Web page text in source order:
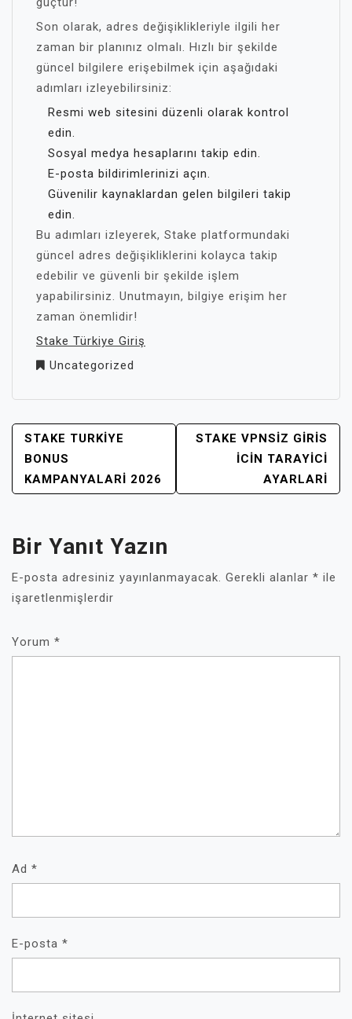
Son olarak, adres değişiklikleriyle ilgili her
zaman bir planınız olmalı. Hızlı bir şekilde
güncel bilgilere erişebilmek için aşağıdaki
adımları izleyebilirsiniz:
Resmi web sitesini düzenli olarak kontrol
edin.
Sosyal medya hesaplarını takip edin.
E-posta bildirimlerinizi açın.
Güvenilir kaynaklardan gelen bilgileri takip
edin.
Bu adımları izleyerek, Stake platformundaki
güncel adres değişikliklerini kolayca takip
edebilir ve güvenli bir şekilde işlem
yapabilirsiniz. Unutmayın, bilgiye erişim her
zaman önemlidir!
Stake Türkiye Giriş
Uncategorized
YAZI
GEZINMESI
STAKE TURKIYE
BONUS
KAMPANYALARI 2026
STAKE VPNSIZ GIRIS
İCIN TARAYICI
AYARLARI
Bir Yanıt Yazın
E-posta adresiniz yayınlanmayacak. Gerekli alanlar * ile
işaretlenmişlerdir
Yorum *
Ad *
E-posta *